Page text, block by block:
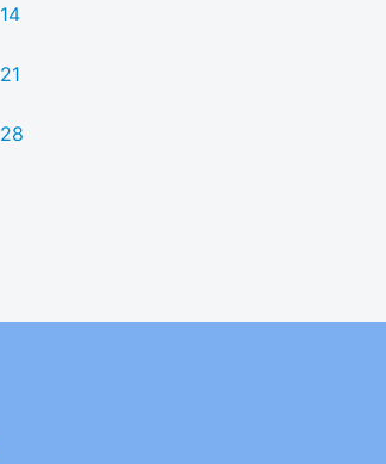
14
21
28